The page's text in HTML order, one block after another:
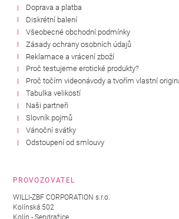
Doprava a platba
Diskrétní balení
Všeobecné obchodní podmínky
Zásady ochrany osobních údajů
Reklamace a vrácení zboží
Proč testujeme erotické produkty?
Proč točím videonávody a tvořím vlastní
Tabulka velikostí
Naši partneři
Slovník pojmů
Vánoční svátky
Odstoupení od smlouvy
PROVOZOVATEL
WILLI-ZBF CORPORATION s.r.o.
Kolínská 502
Kolín - Sendražice